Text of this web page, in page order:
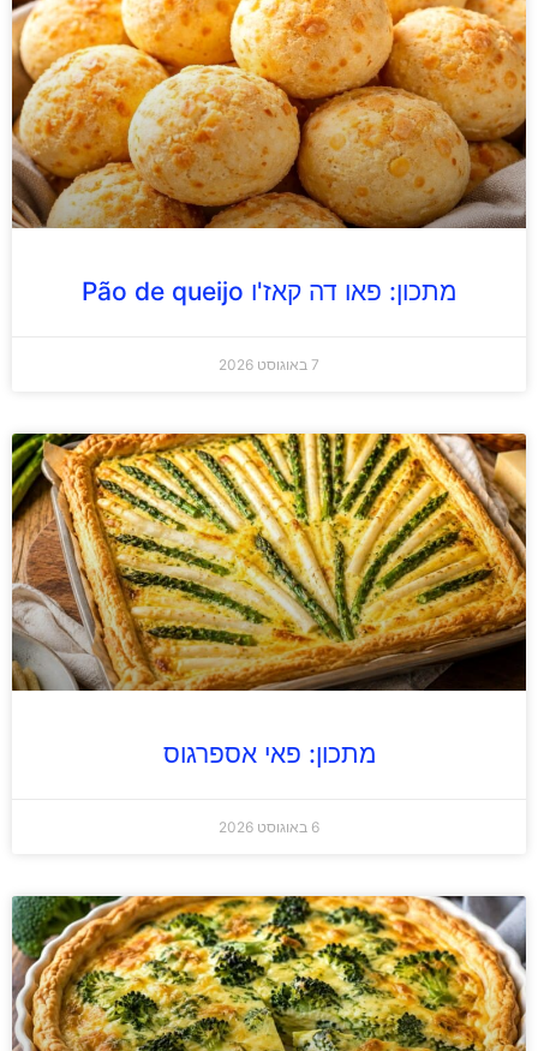
מתכון: פאו דה קאז'ו Pão de queijo
7 באוגוסט 2026
מתכון: פאי אספרגוס
6 באוגוסט 2026